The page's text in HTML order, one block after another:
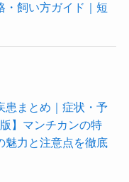
・飼い方ガイド｜短
患まとめ｜症状・予
版】マンチカンの特
魅力と注意点を徹底